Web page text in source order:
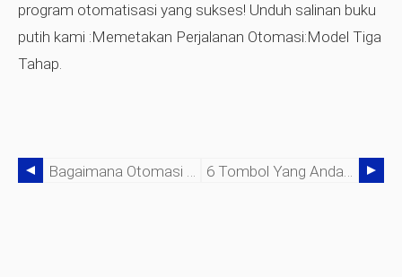
program otomatisasi yang sukses! Unduh salinan buku
putih kami :Memetakan Perjalanan Otomasi:Model Tiga
Tahap.
Bagaimana Otomasi 3 S Membantu CIO Mendorong Budaya Inovasi 6 Tombol Yang Anda Perlukan Untuk Membantu Membuka Otomatisasi Cerdas Dalam Skala Besar